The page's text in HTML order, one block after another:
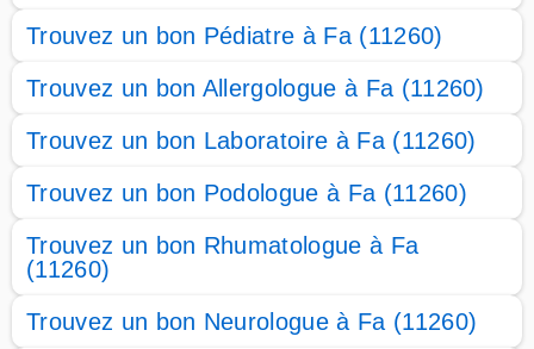
Trouvez un bon Pédiatre à Fa (11260)
Trouvez un bon Allergologue à Fa (11260)
Trouvez un bon Laboratoire à Fa (11260)
Trouvez un bon Podologue à Fa (11260)
Trouvez un bon Rhumatologue à Fa
(11260)
Trouvez un bon Neurologue à Fa (11260)